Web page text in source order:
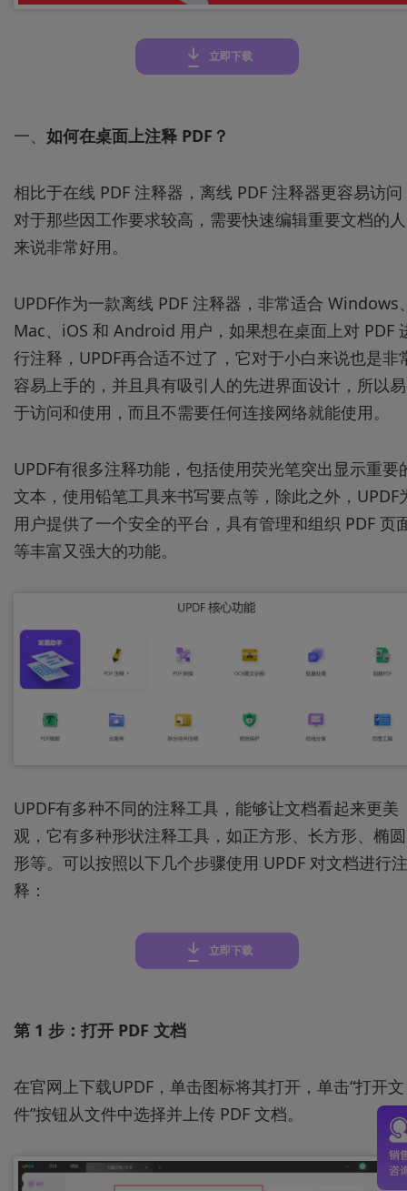
立即下载
一、 如何在桌面上注释 PDF？
相比于在线 PDF 注释器，离线 PDF 注释器更容易访问
对于那些因工作要求较高，需要快速编辑重要文档的人
来说非常好用。
UPDF作为一款离线 PDF 注释器，非常适合 Windows
Mac、iOS 和 Android 用户，如果想在桌面上对 PDF
行注释，UPDF再合适不过了，它对于小白来说也是非
容易上手的，并且具有吸引人的先进界面设计，所以易
于访问和使用，而且不需要任何连接网络就能使用。
UPDF有很多注释功能，包括使用荧光笔突出显示重要
文本，使用铅笔工具来书写要点等，除此之外，UPDF
用户提供了一个安全的平台，具有管理和组织 PDF 页
等丰富又强大的功能。
UPDF有多种不同的注释工具，能够让文档看起来更美
观，它有多种形状注释工具，如正方形、长方形、椭圆
形等。可以按照以下几个步骤使用 UPDF 对文档进行注
释：
立即下载
第 1 步：打开 PDF 文档
在官网上下载UPDF，单击图标将其打开，单击“打开文
件”按钮从文件中选择并上传 PDF 文档。